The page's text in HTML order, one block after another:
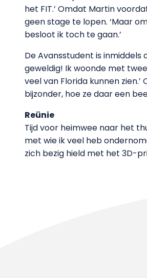
het FIT.’ Omdat Martin
geen stage te lopen. ‘Maar
besloot ik toch te gaan.’
De Avansstudent is inmiddels
geweldig! Ik woonde met
veel van Florida kunnen
bijzonder, hoe ze daar een
Reünie
Tijd voor heimwee naar het
met wie ik veel heb
zich bezig hield met het 3D-